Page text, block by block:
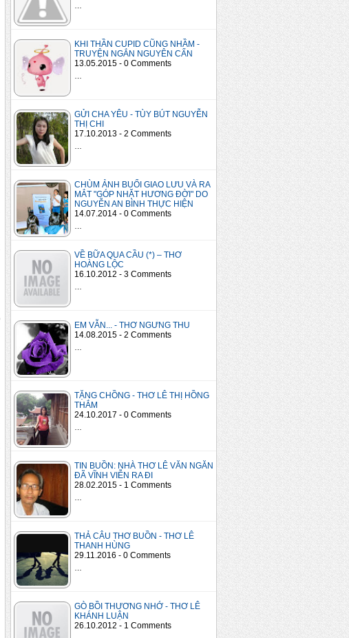
KHI THẦN CUPID CŨNG NHẦM -
TRUYỆN NGẮN NGUYÊN CẨN
13.05.2015 - 0 Comments
GỬI CHA YÊU - TÙY BÚT NGUYỄN
THỊ CHI
17.10.2013 - 2 Comments
CHÙM ẢNH BUỔI GIAO LƯU VÀ RA
MẮT "GÓP NHẶT HƯƠNG ĐỜI" DO
NGUYỄN AN BÌNH THỰC HIỆN
14.07.2014 - 0 Comments
VỀ BỮA QUA CẦU (*) – THƠ
HOÀNG LỘC
16.10.2012 - 3 Comments
EM VẪN... - THƠ NGƯNG THU
14.08.2015 - 2 Comments
TẶNG CHỒNG - THƠ LÊ THỊ HỒNG
THẮM
24.10.2017 - 0 Comments
TIN BUỒN: NHÀ THƠ LÊ VĂN NGĂN
ĐÃ VĨNH VIỄN RA ĐI
28.02.2015 - 1 Comments
THẢ CÂU THƠ BUỒN - THƠ LÊ
THANH HÙNG
29.11.2016 - 0 Comments
GÒ BỒI THƯƠNG NHỚ - THƠ LÊ
KHÁNH LUẬN
26.10.2012 - 1 Comments